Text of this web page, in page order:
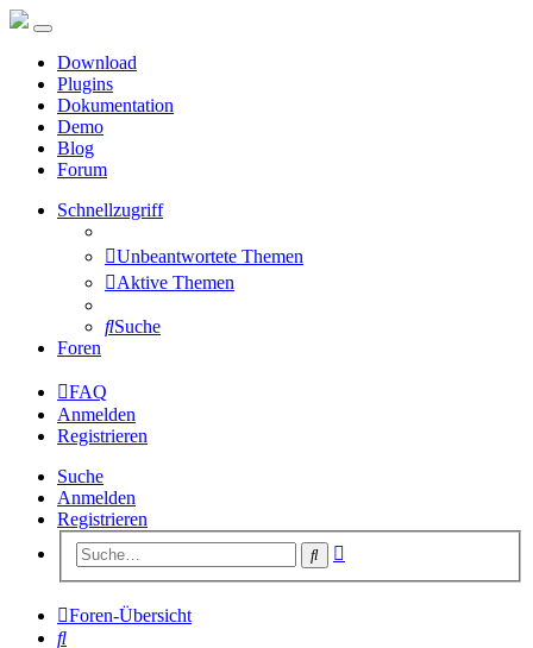
Download
Plugins
Dokumentation
Demo
Blog
Forum
Schnellzugriff
Unbeantwortete Themen
Aktive Themen
Suche
Foren
FAQ
Anmelden
Registrieren
Suche
Anmelden
Registrieren
Suche
Foren-Übersicht
Suche